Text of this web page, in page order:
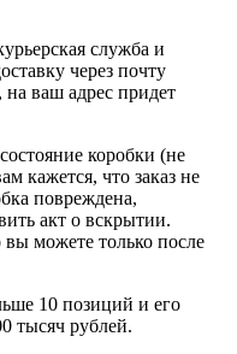
служба и
через почту
ваш адрес придет
коробки (не
кажется, что заказ не
повреждена,
акт о вскрытии.
вы можете только после
10 позиций и его
тысяч рублей.